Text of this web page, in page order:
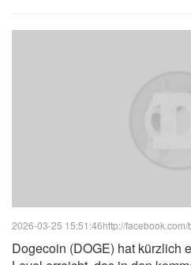
2026-03-25 15:51:46http://
Dogecoin (DOGE) hat kürzlich